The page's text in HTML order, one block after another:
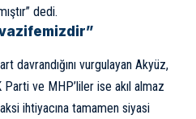
dedi.
davrandığını vurgulayan Akyüz,
Parti ve MHP’liler ise akıl almaz
ihtiyacına tamamen siyasi